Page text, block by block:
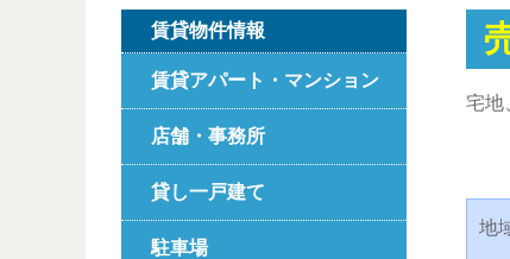
宅地
地
賃貸物件情報
賃貸アパート・マンション
店舗・事務所
貸し一戸建て
駐車場